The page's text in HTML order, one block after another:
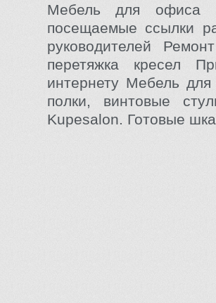
Мебель для офиса
посещаемые ссылки
руководителей
перетяжка кресел
интернету Мебель
полки, винтовые
Kupesalon. Готовые